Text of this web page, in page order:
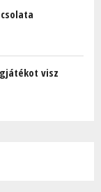
visz